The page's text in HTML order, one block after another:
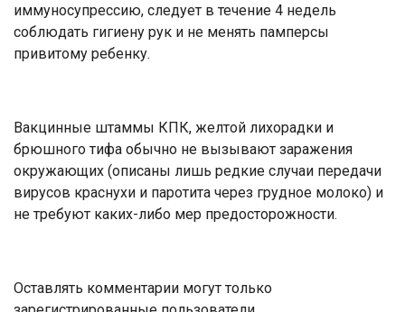
иммуносупрессию, следует в течение 4 недель
соблюдать гигиену рук и не менять памперсы
привитому ребенку.
Вакцинные штаммы КПК, желтой лихорадки и
брюшного тифа обычно не вызывают заражения
окружающих (описаны лишь редкие случаи передачи
вирусов краснухи и паротита через грудное молоко) и
не требуют каких-либо мер предосторожности.
Оставлять комментарии могут только